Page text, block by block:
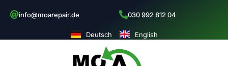
info@moarepair.de 030 992 812 04
Deutsch English